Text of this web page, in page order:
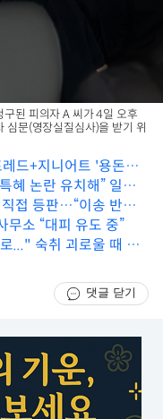
된 피의자 A 씨가 4일 오후
심문(영장실질심사)을 받기 위
드+지니어트 '용돈퀴
혜 논란 유치해” 일침
접 등판…“이송 반대
소 “대피 유도 중”
..." 숙취 괴로울 때 최
댓글 닫기